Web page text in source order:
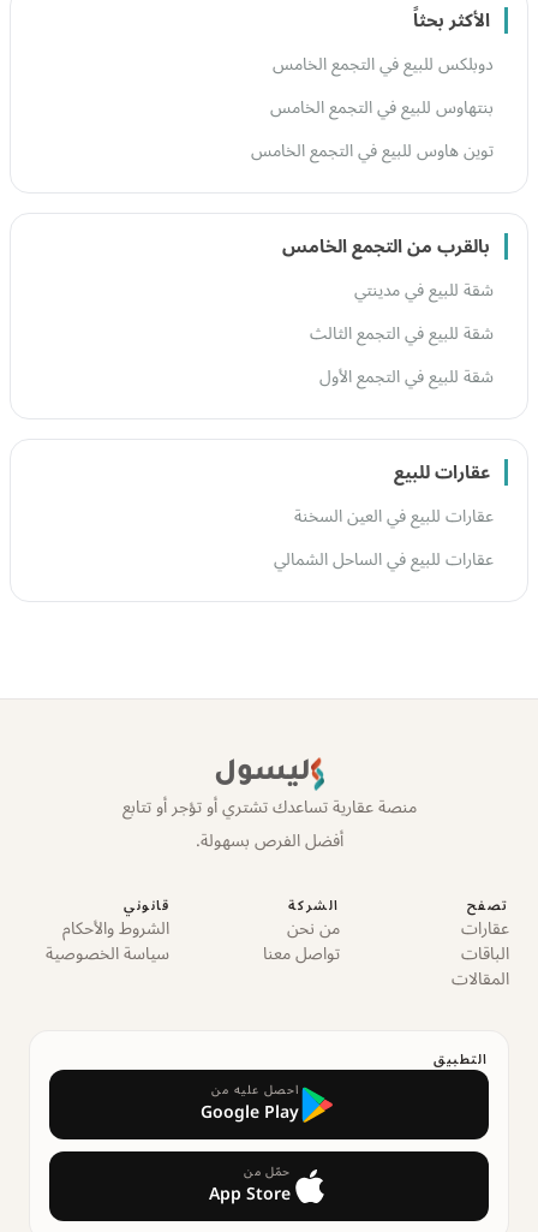
الأكثر بحثاً
دوبلكس للبيع في التجمع الخامس
بنتهاوس للبيع في التجمع الخامس
توين هاوس للبيع في التجمع الخامس
بالقرب من التجمع الخامس
شقة للبيع في مدينتي
شقة للبيع في التجمع الثالث
شقة للبيع في التجمع الأول
عقارات للبيع
عقارات للبيع في العين السخنة
عقارات للبيع في الساحل الشمالي
ليسول
منصة عقارية تساعدك تشتري أو تؤجر أو تتابع
أفضل الفرص بسهولة.
تصفح
عقارات
الباقات
المقالات
الشركة
من نحن
تواصل معنا
قانوني
الشروط والأحكام
سياسة الخصوصية
التطبيق
احصل عليه من
Google Play
حمّل من
App Store